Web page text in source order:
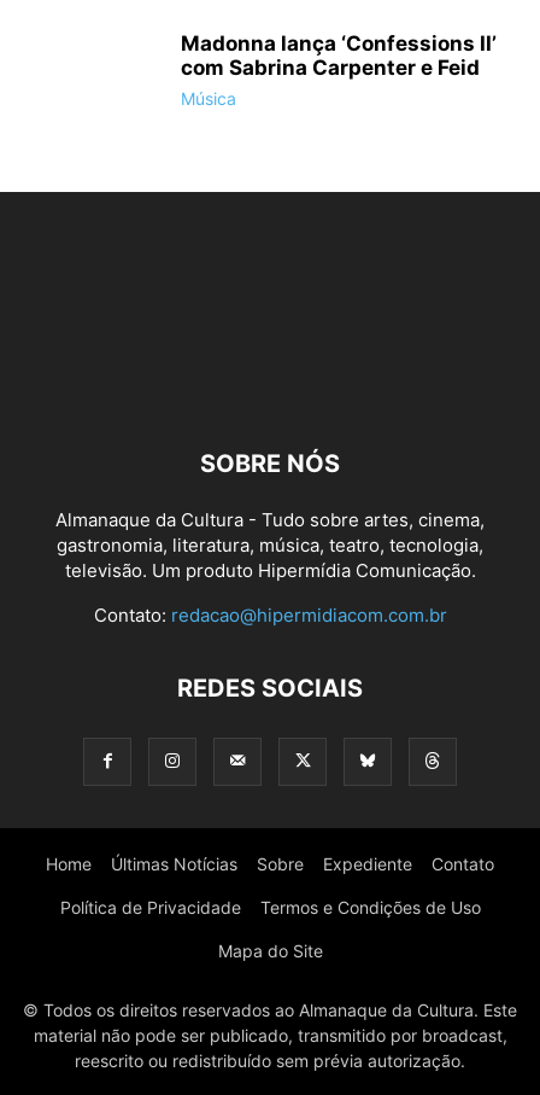
Madonna lança ‘Confessions II’
com Sabrina Carpenter e Feid
Música
SOBRE NÓS
Almanaque da Cultura - Tudo sobre artes, cinema,
gastronomia, literatura, música, teatro, tecnologia,
televisão. Um produto Hipermídia Comunicação.
Contato: redacao@hipermidiacom.com.br
REDES SOCIAIS
Home Últimas Notícias Sobre Expediente Contato
Política de Privacidade Termos e Condições de Uso
Mapa do Site
© Todos os direitos reservados ao Almanaque da Cultura. Este
material não pode ser publicado, transmitido por broadcast,
reescrito ou redistribuído sem prévia autorização.